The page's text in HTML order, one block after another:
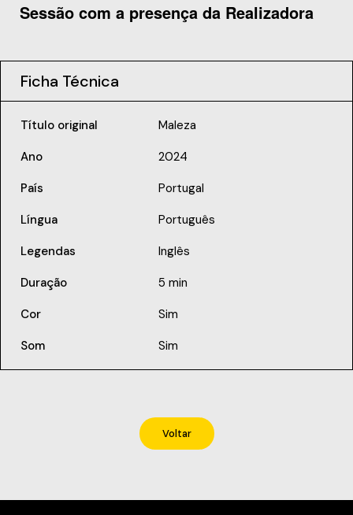
Sessão com a presença da Realizadora
Ficha Técnica
Título original
Maleza
Ano
2024
País
Portugal
Língua
Português
Legendas
Inglês
Duração
5 min
Cor
Sim
Som
Sim
Voltar